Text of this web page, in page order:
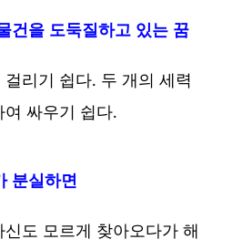
건을 도둑질하고 있는 꿈
리기 쉽다. 두 개의 세력
싸우기 쉽다.
분실하면
도 모르게 찾아오다가 해